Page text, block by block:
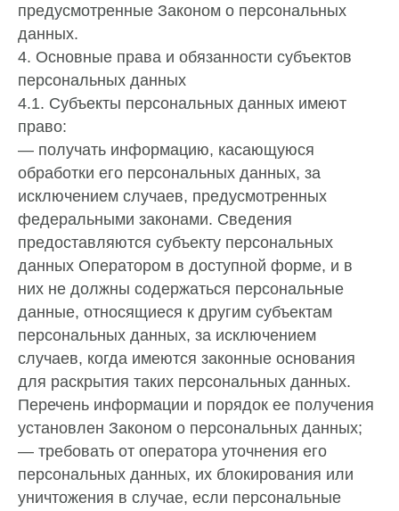
предусмотренные Законом о персональных
данных.
4. Основные права и обязанности субъектов
персональных данных
4.1. Субъекты персональных данных имеют
право:
— получать информацию, касающуюся
обработки его персональных данных, за
исключением случаев, предусмотренных
федеральными законами. Сведения
предоставляются субъекту персональных
данных Оператором в доступной форме, и в
них не должны содержаться персональные
данные, относящиеся к другим субъектам
персональных данных, за исключением
случаев, когда имеются законные основания
для раскрытия таких персональных данных.
Перечень информации и порядок ее получения
установлен Законом о персональных данных;
— требовать от оператора уточнения его
персональных данных, их блокирования или
уничтожения в случае, если персональные